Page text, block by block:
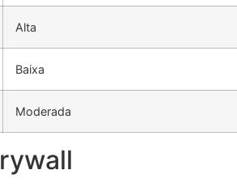
Alta
Baixa
Moderada